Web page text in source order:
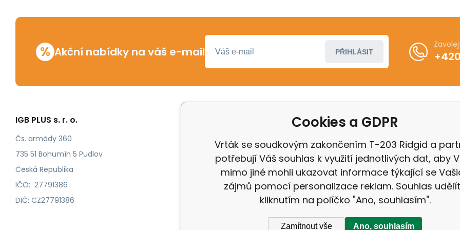
% Akční nabídky na váš e-mail PŘIHLÁSIT
IGB PLUS s. r. o.
Čs. armády 360
735 51 Bohumín 5 Pudlov
Česká Republika
IČO: 27791386
DIČ: CZ27791386
Odstoupení od smlouvy
Katalog Milwaukee
Katalog IGB
Další informace
Odstoupení od kupní
Reklamační řád
Zásady ochrany
Cookies a GDPR
Vrták se soudkovým zakončením T-203 Ridgid a
potřebují Váš souhlas k využití jednotlivých dat, aby
mimo jiné mohli ukazovat informace týkající se
zájmů pomocí personalizace reklam. Souhlas
kliknutím na políčko "Ano, souhlasím".
Zamítnout vše Ano, souhlasím